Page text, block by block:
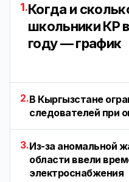
1.Когда и
школьники КР
году — график
2.В Кыргызстане
следователей при
3.Из-за аномальной
области ввели
электроснабжения